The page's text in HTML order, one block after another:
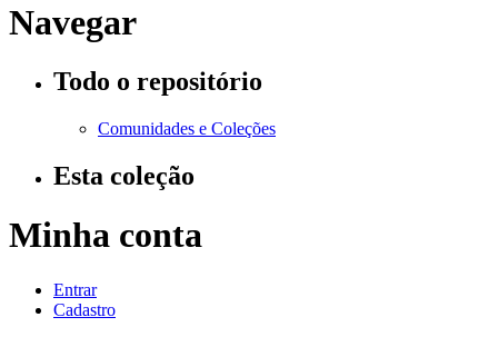
Navegar
Todo o repositório
Comunidades e Coleções
Esta coleção
Minha conta
Entrar
Cadastro